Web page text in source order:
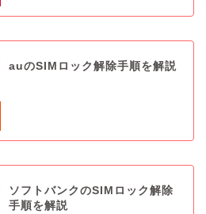
auのSIMロック解除手順を解説
ソフトバンクのSIMロック解除
手順を解説